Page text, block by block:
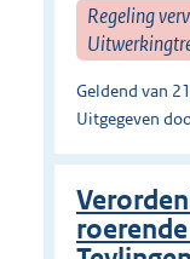
Regeling
Geldend van
Uitgegeven